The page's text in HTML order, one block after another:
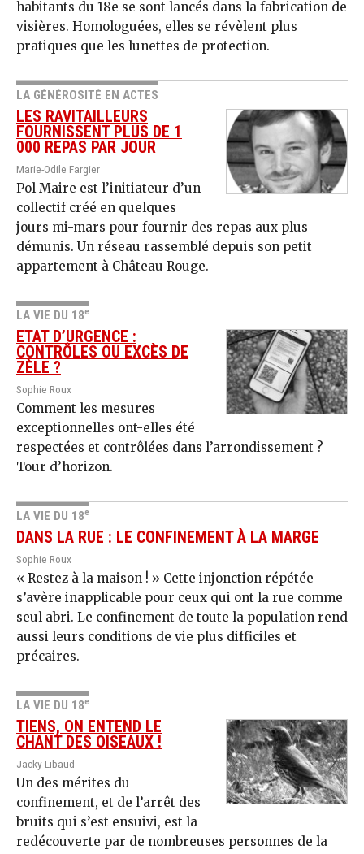
habitants du 18e se sont lancés dans la fabrication de
visières. Homologuées, elles se révèlent plus
pratiques que les lunettes de protection.
LA GÉNÉROSITÉ EN ACTES
LES RAVITAILLEURS
FOURNISSENT PLUS DE 1
000 REPAS PAR JOUR
Marie-Odile Fargier
Pol Maire est l’initiateur d’un
collectif créé en quelques
jours mi-mars pour fournir des repas aux plus
démunis. Un réseau rassemblé depuis son petit
appartement à Château Rouge.
LA VIE DU 18e
ETAT D’URGENCE :
CONTRÔLES OU EXCÈS DE
ZÈLE ?
Sophie Roux
Comment les mesures
exceptionnelles ont-elles été
respectées et contrôlées dans l’arrondissement ?
Tour d’horizon.
LA VIE DU 18e
DANS LA RUE : LE CONFINEMENT À LA MARGE
Sophie Roux
« Restez à la maison ! » Cette injonction répétée
s’avère inapplicable pour ceux qui ont la rue comme
seul abri. Le confinement de toute la population rend
aussi leurs conditions de vie plus difficiles et
précaires.
LA VIE DU 18e
TIENS, ON ENTEND LE
CHANT DES OISEAUX !
Jacky Libaud
Un des mérites du
confinement, et de l’arrêt des
bruits qui s’est ensuivi, est la
redécouverte par de nombreuses personnes de la